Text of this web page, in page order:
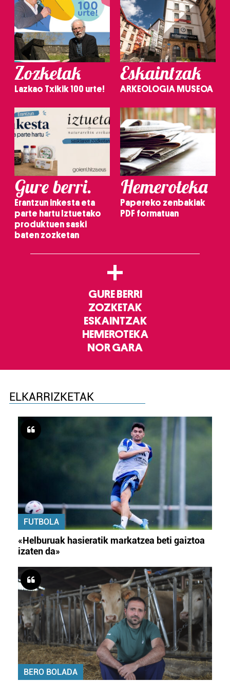
Zozketak
Lazkao Txikik 100 urte!
Eskaintzak
ARKEOLOGIA MUSEOA
Gure berri.
Erantzun inkesta eta
parte hartu Iztuetako
produktuen saski
baten zozketan
Hemeroteka
Papereko zenbakiak
PDF formatuan
+
GURE BERRI
ZOZKETAK
ESKAINTZAK
HEMEROTEKA
NOR GARA
ELKARRIZKETAK
FUTBOLA
«Helburuak hasieratik markatzea beti gaiztoa
izaten da»
BERO BOLADA